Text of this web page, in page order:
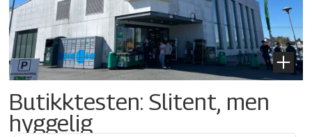
Butikktesten: Slitent, men
hyggelig